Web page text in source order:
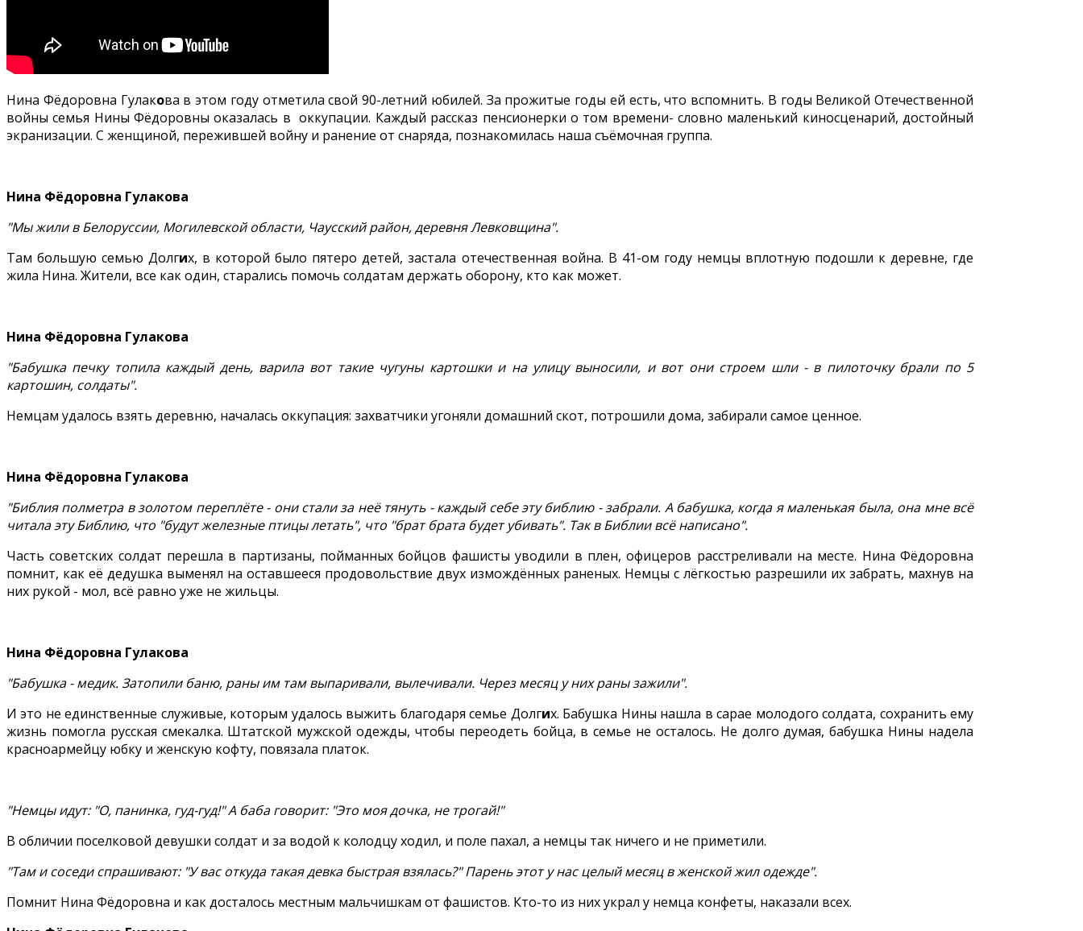
Нина Фёдоровна Гулакова в этом году отметила свой 90-летний юбилей. За прожитые годы ей есть, что вспомнить. В годы Великой Отечественной
войны семья Нины Фёдоровны оказалась в оккупации. Каждый рассказ пенсионерки о том времени- словно маленький киносценарий, достойный
экранизации. С женщиной, пережившей войну и ранение от снаряда, познакомилась наша съёмочная группа.
Нина Фёдоровна Гулакова
"Мы жили в Белоруссии, Могилевской области, Чаусский район, деревня Левковщина".
Там большую семью Долгих, в которой было пятеро детей, застала отечественная война. В 41-ом году немцы вплотную подошли к деревне, где
жила Нина. Жители, все как один, старались помочь солдатам держать оборону, кто как может.
Нина Фёдоровна Гулакова
"Бабушка печку топила каждый день, варила вот такие чугуны картошки и на улицу выносили, и вот они строем шли - в пилоточку брали по 5
картошин, солдаты".
Немцам удалось взять деревню, началась оккупация: захватчики угоняли домашний скот, потрошили дома, забирали самое ценное.
Нина Фёдоровна Гулакова
"Библия полметра в золотом переплёте - они стали за неё тянуть - каждый себе эту библию - забрали. А бабушка, когда я маленькая была, она мне всё
читала эту Библию, что "будут железные птицы летать", что "брат брата будет убивать". Так в Библии всё написано".
Часть советских солдат перешла в партизаны, пойманных бойцов фашисты уводили в плен, офицеров расстреливали на месте. Нина Фёдоровна
помнит, как её дедушка выменял на оставшееся продовольствие двух измождённых раненых. Немцы с лёгкостью разрешили их забрать, махнув на
них рукой - мол, всё равно уже не жильцы.
Нина Фёдоровна Гулакова
"Бабушка - медик. Затопили баню, раны им там выпаривали, вылечивали. Через месяц у них раны зажили".
И это не единственные служивые, которым удалось выжить благодаря семье Долгих. Бабушка Нины нашла в сарае молодого солдата, сохранить ему
жизнь помогла русская смекалка. Штатской мужской одежды, чтобы переодеть бойца, в семье не осталось. Не долго думая, бабушка Нины надела
красноармейцу юбку и женскую кофту, повязала платок.
"Немцы идут: "О, панинка, гуд-гуд!" А баба говорит: "Это моя дочка, не трогай!"
В обличии поселковой девушки солдат и за водой к колодцу ходил, и поле пахал, а немцы так ничего и не приметили.
"Там и соседи спрашивают: "У вас откуда такая девка быстрая взялась?" Парень этот у нас целый месяц в женской жил одежде".
Помнит Нина Фёдоровна и как досталось местным мальчишкам от фашистов. Кто-то из них украл у немца конфеты, наказали всех.